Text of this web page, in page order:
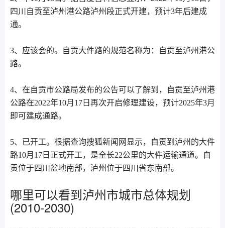
四川自贡至泸州港公路泸州段正式开建，预计3年后建成
通。
3、应该会的。自贡大件路的规范名称为：自贡至泸州港公
路。
4、在自贡市公路局发布的公告可以了解到，自贡至泸州港
公路在2022年10月17日再次开启修理建设，预计2025年3月
即可建成通路。
5、已开工。根据查询搜狐新闻网显示，自贡到泸州的大件
路10月17日正式开工，是全长22公里的大件运输通道。自
贡位于四川盆地南部，泸州位于四川省东南部。
哪里可以看到泸州市城市总体规划
(2010-2030)